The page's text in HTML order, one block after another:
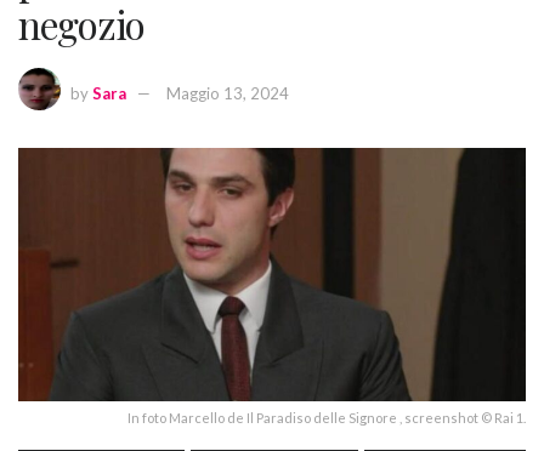
negozio
bySara Maggio 13, 2024
In foto Marcello de Il Paradiso delle Signore , screenshot © Rai 1.